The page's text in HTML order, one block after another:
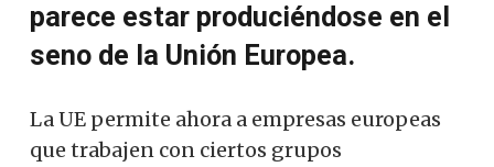
parece estar produciéndose en el
seno de la Unión Europea.
La UE permite ahora a empresas europeas
que trabajen con ciertos grupos